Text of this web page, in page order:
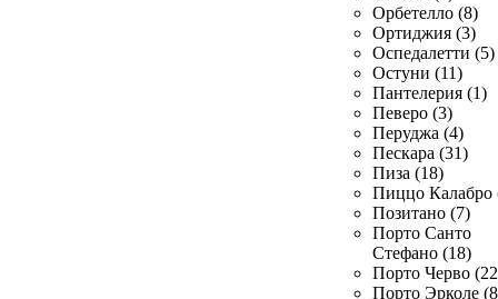
Орбетелло (8)
Ортиджия (3)
Оспедалетти (5)
Остуни (11)
Пантелерия (1)
Певеро (3)
Перуджа (4)
Пескара (31)
Пиза (18)
Пиццо Калабро
Позитано (7)
Порто Санто
Стефано (18)
Порто Черво
Порто Эрколе